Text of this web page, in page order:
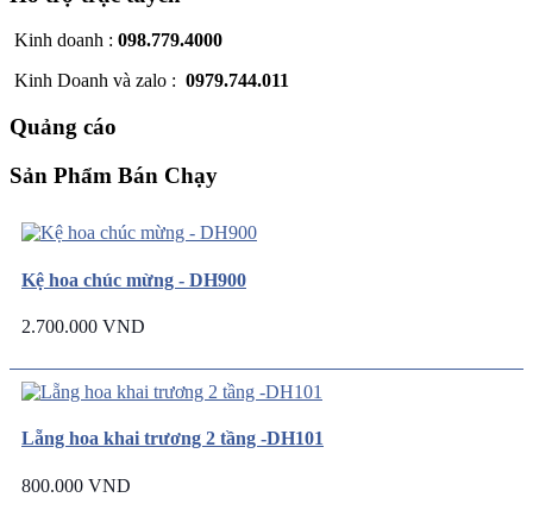
Kinh doanh : 098.779.4000
Kinh Doanh và zalo : 0979.744.011
Quảng cáo
Sản Phẩm Bán Chạy
Kệ hoa chúc mừng - DH900
2.700.000 VND
Lẵng hoa khai trương 2 tầng -DH101
800.000 VND